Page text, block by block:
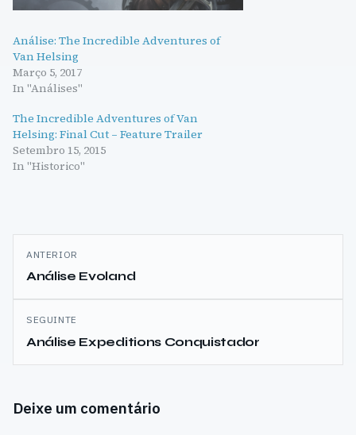
Análise: The Incredible Adventures of
Van Helsing
Março 5, 2017
In "Análises"
The Incredible Adventures of Van
Helsing: Final Cut – Feature Trailer
Setembro 15, 2015
In "Historico"
Navegação
de
artigos
ANTERIOR
Análise Evoland
SEGUINTE
Análise Expeditions Conquistador
Deixe um comentário